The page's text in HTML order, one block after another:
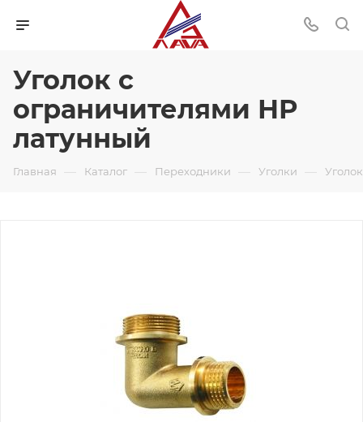
Уголок с
ограничителями НР
латунный
Главная — Каталог — Переходники — Уголки —